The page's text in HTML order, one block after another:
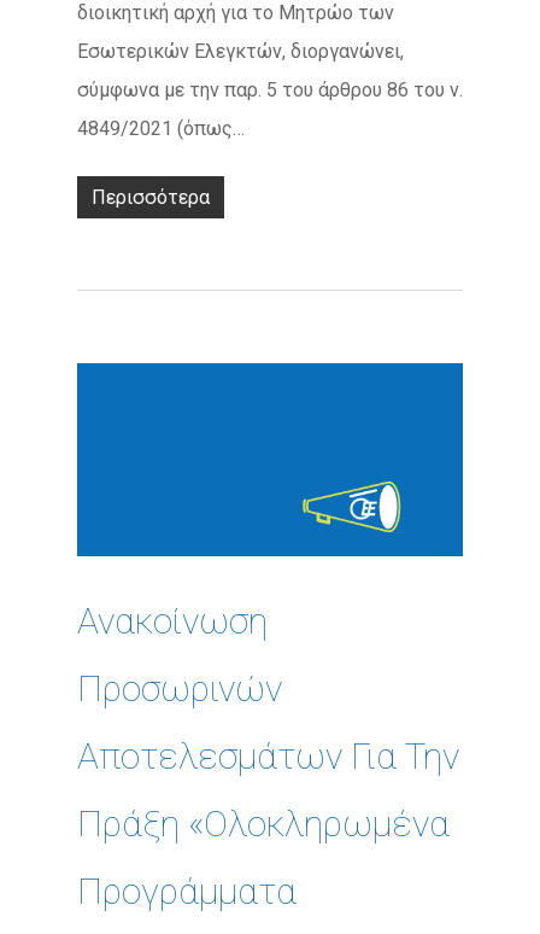
διοικητική αρχή για το Μητρώο των
Εσωτερικών Ελεγκτών, διοργανώνει,
σύμφωνα με την παρ. 5 του άρθρου 86 του ν.
4849/2021 (όπως…
Περισσότερα
Ανακοίνωση
Προσωρινών
Αποτελεσμάτων Για Την
Πράξη «Ολοκληρωμένα
Προγράμματα